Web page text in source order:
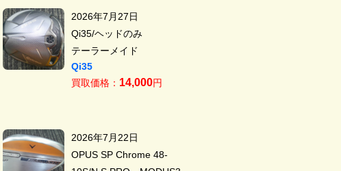
2026年7月27日
Qi35/ヘッドのみ
テーラーメイド
Qi35
買取価格： 14,000円
2026年7月22日
OPUS SP Chrome 48-